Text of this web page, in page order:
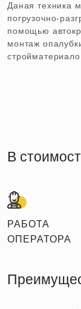
Даная техника
погрузочно-
помощью
монтаж
В
РАБОТА
ОПЕРАТОРА